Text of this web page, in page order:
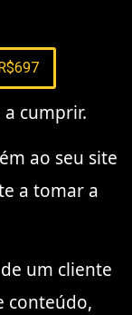
cumprir.
ao seu site
a tomar a
um cliente
conteúdo,